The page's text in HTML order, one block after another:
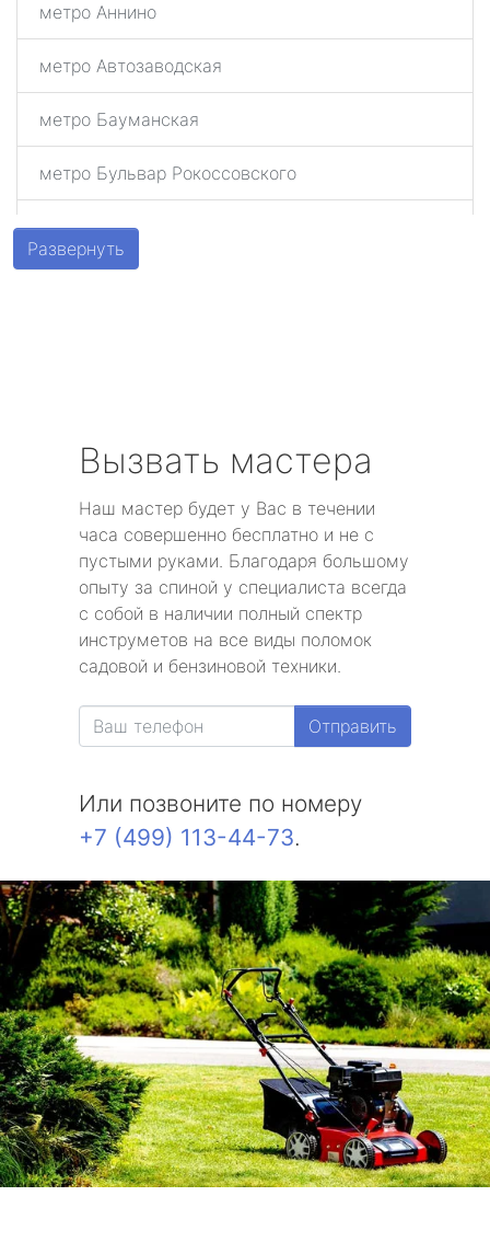
метро Аннино
метро Автозаводская
метро Бауманская
метро Бульвар Рокоссовского
метро Беговая
метро Волоколамская
метро Волгоградский проспект
метро Бабушкинская
метро Бульвар Дмитрия Донского
метро Белорусская
метро Красносельская
метро Беляево
метро Бибирево
метро Водный стадион
метро Курская
метро Комсомольская
метро Жулебино
Развернуть
Вызвать мастера
Наш мастер будет у Вас в течении
часа совершенно бесплатно и не с
пустыми руками. Благодаря большому
опыту за спиной у специалиста всегда
с собой в наличии полный спектр
инструметов на все виды поломок
садовой и бензиновой техники.
Отправить
Или позвоните по номеру
+7 (499) 113-44-73.